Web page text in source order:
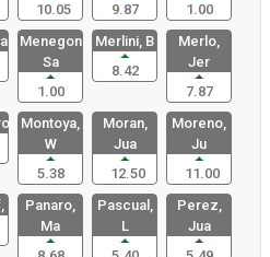
10.05
9.87
1.00
Menegon
Sa
1.00
Merlini, B
8.42
Merlo,
Jer
7.87
Montoya,
W
5.38
Moran,
Jua
12.50
Moreno,
Ju
11.00
Panaro,
Ma
Pascual,
L
Perez,
Jua